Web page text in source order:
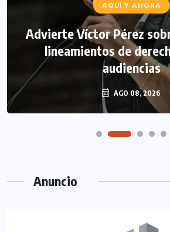
AQUÍ Y AHORA
Advierte Víctor Pérez
lineamientos de
audiencias
AGO 08, 2026
Anuncio